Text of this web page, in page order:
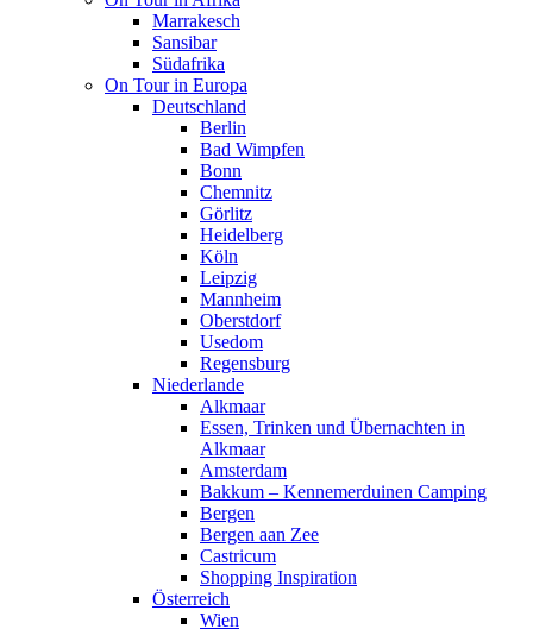
Marrakesch
Sansibar
Südafrika
On Tour in Europa
Deutschland
Berlin
Bad Wimpfen
Bonn
Chemnitz
Görlitz
Heidelberg
Köln
Leipzig
Mannheim
Oberstdorf
Usedom
Regensburg
Niederlande
Alkmaar
Essen, Trinken und Übernachten in
Alkmaar
Amsterdam
Bakkum – Kennemerduinen Camping
Bergen
Bergen aan Zee
Castricum
Shopping Inspiration
Österreich
Wien